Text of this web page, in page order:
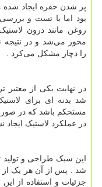
پر شدن حفره ایجاد شده
بود اما با تست و
روغن مانند درون
محور می‌شد و در نتیجه
را دچار مشکل می‌کرد .
در نهایت یکی از معتبر
شد بدنه ای برای
مستحکم باشد که در
در عملکرد لاستیک ایجاد
این سبک طراحی و تولید
شد . پس از آن هر یک از
جزئیات و استفاده از